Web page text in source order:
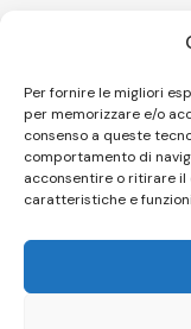
Per fornire le migliori
per memorizzare e/o
consenso a queste
comportamento di
acconsentire o ritirare il
caratteristiche e
“Armonie